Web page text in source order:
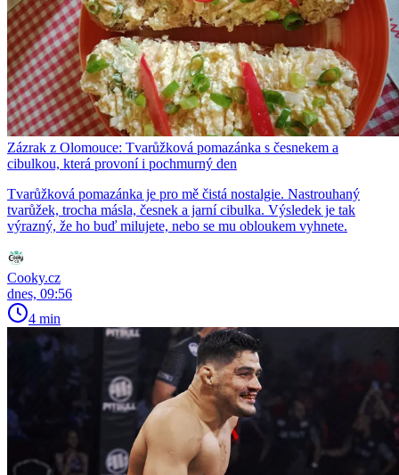
Zázrak z Olomouce: Tvarůžková pomazánka s česnekem a
cibulkou, která provoní i pochmurný den
Tvarůžková pomazánka je pro mě čistá nostalgie. Nastrouhaný
tvarůžek, trocha másla, česnek a jarní cibulka. Výsledek je tak
výrazný, že ho buď milujete, nebo se mu obloukem vyhnete.
Cooky.cz
dnes, 09:56
4 min